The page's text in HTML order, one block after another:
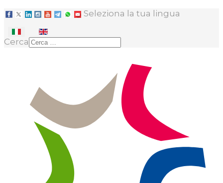
Seleziona la tua lingua
Cerca